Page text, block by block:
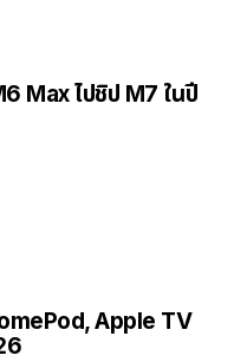
Max ไปชิป M7 ในปี
Apple TV